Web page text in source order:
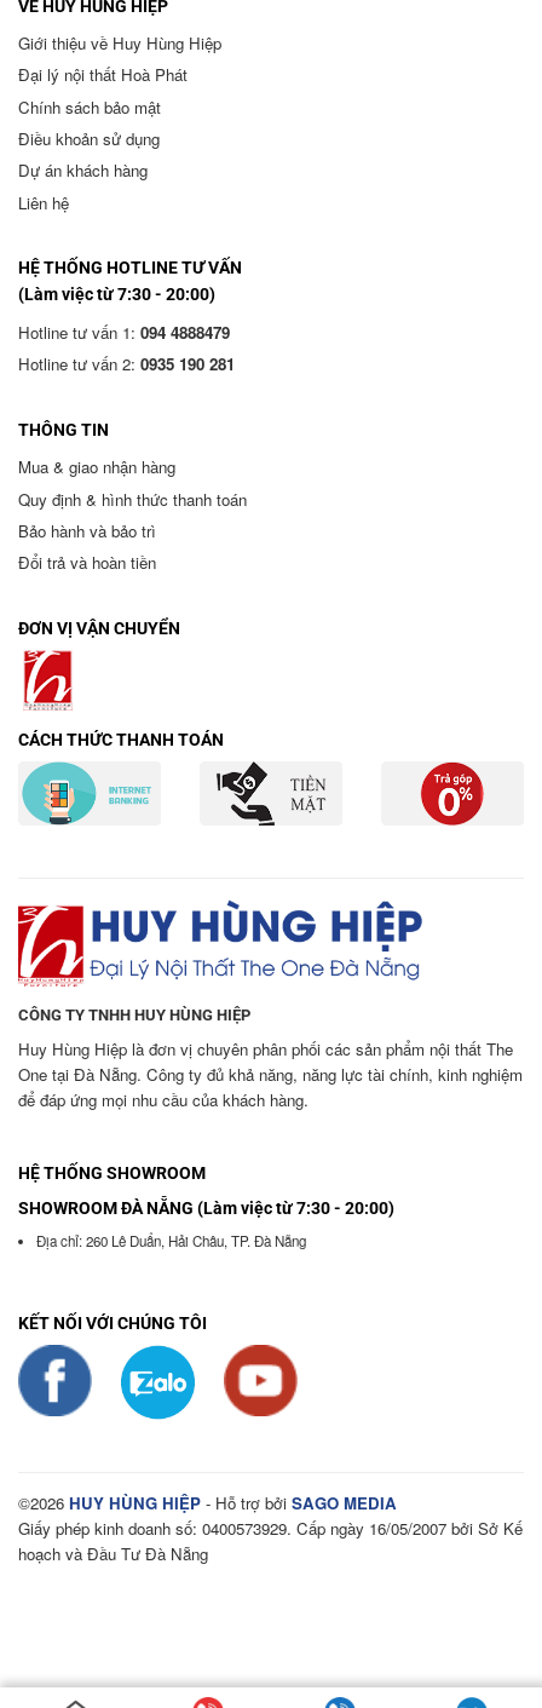
VỀ HUY HÙNG HIỆP
Giới thiệu về Huy Hùng Hiệp
Đại lý nội thất Hoà Phát
Chính sách bảo mật
Điều khoản sử dụng
Dự án khách hàng
Liên hệ
HỆ THỐNG HOTLINE TƯ VẤN
(Làm việc từ 7:30 - 20:00)
Hotline tư vấn 1: 094 4888479
Hotline tư vấn 2: 0935 190 281
THÔNG TIN
Mua & giao nhận hàng
Quy định & hình thức thanh toán
Bảo hành và bảo trì
Đổi trả và hoàn tiền
ĐƠN VỊ VẬN CHUYỂN
CÁCH THỨC THANH TOÁN
CÔNG TY TNHH HUY HÙNG HIỆP
Huy Hùng Hiệp là đơn vị chuyên phân phối các sản phẩm nội thất The
One tại Đà Nẵng. Công ty đủ khả năng, năng lực tài chính, kinh nghiệm
để đáp ứng mọi nhu cầu của khách hàng.
HỆ THỐNG SHOWROOM
SHOWROOM ĐÀ NẴNG (Làm việc từ 7:30 - 20:00)
Địa chỉ: 260 Lê Duẩn, Hải Châu, TP. Đà Nẵng
KẾT NỐI VỚI CHÚNG TÔI
©2026 HUY HÙNG HIỆP - Hỗ trợ bởi SAGO MEDIA
Giấy phép kinh doanh số: 0400573929. Cấp ngày 16/05/2007 bởi Sở Kế
hoạch và Đầu Tư Đà Nẵng